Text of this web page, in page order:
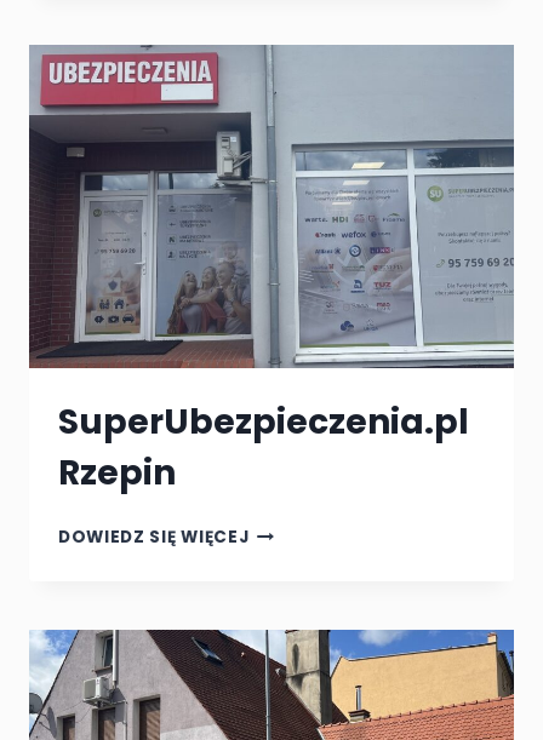
SuperUbezpieczenia.pl
Rzepin
DOWIEDZ SIĘ WIĘCEJSUPERUBEZPIECZENIA.PL